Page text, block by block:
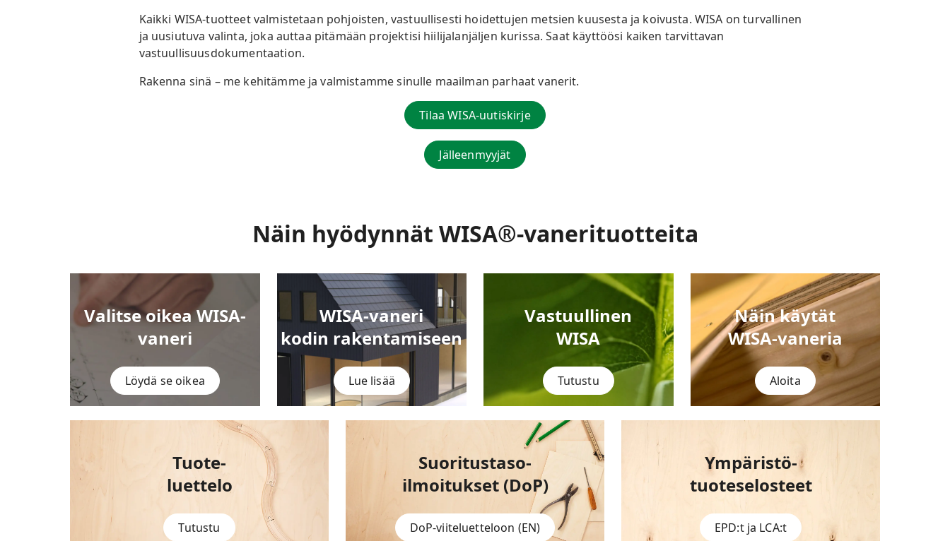
Kaikki WISA-tuotteet valmistetaan pohjoisten, vastuullisesti hoidettujen metsien kuusesta ja koivusta. WISA on turvallinen
ja uusiutuva valinta, joka auttaa pitämään projektisi hiilijalanjäljen kurissa. Saat käyttöösi kaiken tarvittavan
vastuullisuusdokumentaation.
Rakenna sinä – me kehitämme ja valmistamme sinulle maailman parhaat vanerit.
Tilaa WISA-uutiskirje
Jälleenmyyjät
Näin hyödynnät WISA®-vanerituotteita
Valitse oikea WISA-
vaneri
Löydä se oikea
WISA-vaneri
kodin rakentamiseen
Lue lisää
Vastuullinen
WISA
Tutustu
Näin käytät
WISA-vaneria
Aloita
Tuote-
luettelo
Tutustu
Suoritustaso-
ilmoitukset(DoP)
DoP-viiteluetteloon (EN)
Ympäristö-
tuoteselosteet
EPD:t ja LCA:t